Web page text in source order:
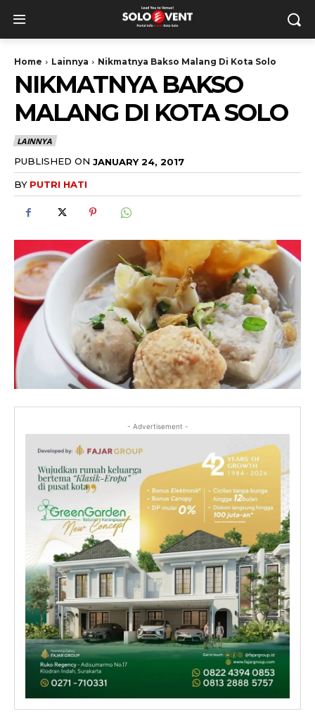
Home Lainnya Nikmatnya Bakso Malang Di Kota Solo
NIKMATNYA BAKSO
MALANG DI KOTA SOLO
LAINNYA
PUBLISHED ON JANUARY 24, 2017
BY PUTRI HATI
- Advertisement -